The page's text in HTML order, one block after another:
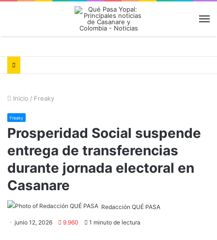
Inicio / Freaky
Freaky
Prosperidad Social suspende
entrega de transferencias
durante jornada electoral en
Casanare
Redacción QUÉ PASA
junio 12, 2026 9.960 1 minuto de lectura